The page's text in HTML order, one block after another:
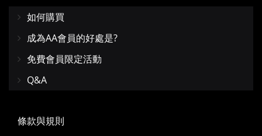
如何購買
成為AA會員的好處是?
免費會員限定活動
Q&A
條款與規則